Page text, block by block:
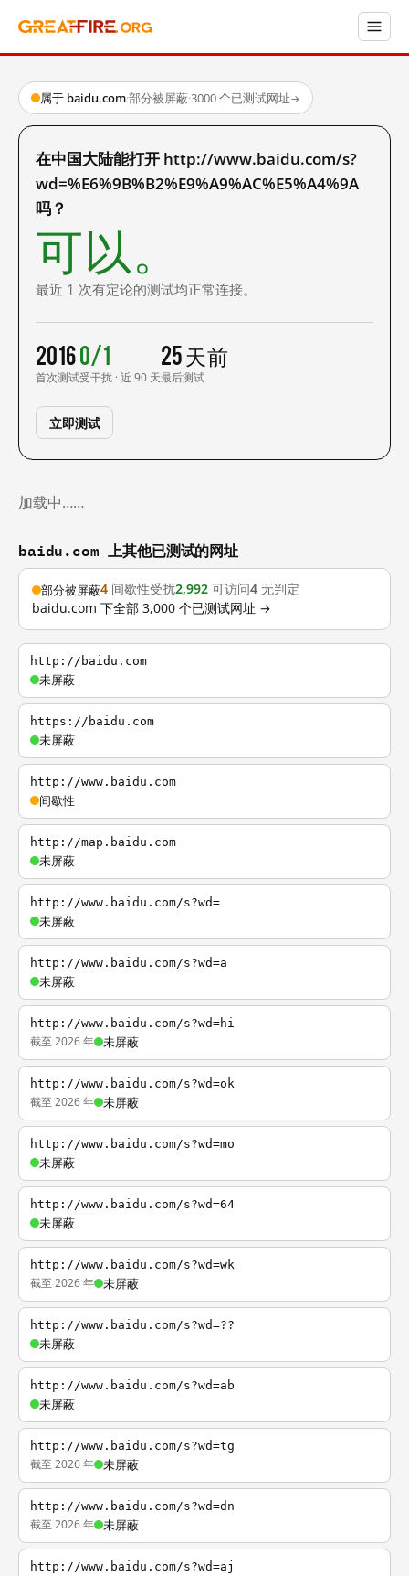
属于 baidu.com·部分被屏蔽·3000 个已测试网址→
在中国大陆能打开 http://www.baidu.com/s?
wd=%E6%9B%B2%E9%A9%AC%E5%A4%9A
吗？
可以。
最近 1 次有定论的测试均正常连接。
2016
首次测试
0/1
受干扰 · 近 90 天
25 天前
最后测试
立即测试
加载中……
baidu.com 上其他已测试的网址
部分被屏蔽4 间歇性受扰2,992 可访问4 无判定
baidu.com 下全部 3,000 个已测试网址 →
http://baidu.com
未屏蔽
https://baidu.com
未屏蔽
http://www.baidu.com
间歇性
http://map.baidu.com
未屏蔽
http://www.baidu.com/s?wd=
未屏蔽
http://www.baidu.com/s?wd=a
未屏蔽
http://www.baidu.com/s?wd=hi
截至 2026 年 未屏蔽
http://www.baidu.com/s?wd=ok
截至 2026 年 未屏蔽
http://www.baidu.com/s?wd=mo
未屏蔽
http://www.baidu.com/s?wd=64
未屏蔽
http://www.baidu.com/s?wd=wk
截至 2026 年 未屏蔽
http://www.baidu.com/s?wd=??
未屏蔽
http://www.baidu.com/s?wd=ab
未屏蔽
http://www.baidu.com/s?wd=tg
截至 2026 年 未屏蔽
http://www.baidu.com/s?wd=dn
截至 2026 年 未屏蔽
http://www.baidu.com/s?wd=aj